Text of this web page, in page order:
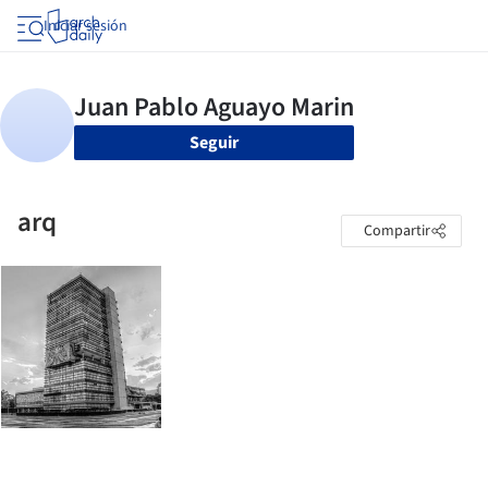
Iniciar sesión
Seguir
arq Compartir